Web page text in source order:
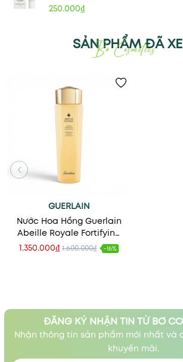
250.000₫
SẢN PHẨM ĐÃ
GUERLAIN
Nước Hoa Hồng Guerlain
Abeille Royale Fortifying
Lotion
1.350.000₫ 1.600.000₫ -16%
ĐĂNG KÝ NHẬN TIN TỪ BƠ
Nhận thông tin sản phẩm mới nhất và
khuyến mãi.